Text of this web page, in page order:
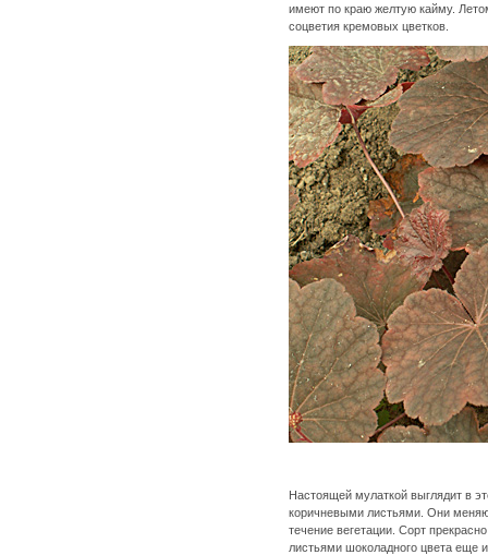
имеют по краю желтую кайму.
соцветия кремовых цветков.
Настоящей мулаткой выглядит в
коричневыми листьями. Они
течение вегетации. Сорт
листьями шоколадного цвета еще